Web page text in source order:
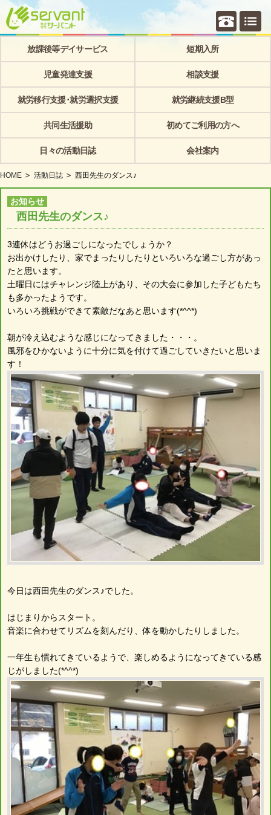
個別相
放課後等デイサービス 短期入所
児童発達支援 相談支援
就労移行支援･就労選択支援 就労継続支援B型
共同生活援助 初めてご利用の方へ
日々の活動日誌 会社案内
HOME 活動日誌 西田先生のダンス♪
お知らせ
西田先生のダンス♪
3連休はどうお過ごしになったでしょうか？
お出かけしたり、家でまったりしたりといろいろな過ごし方があっ
たと思います。
土曜日にはチャレンジ陸上があり、その大会に参加した子どもたち
も多かったようです。
いろいろ挑戦ができて素敵だなあと思います(*^^*)
朝が冷え込むような感じになってきました・・・。
風邪をひかないように十分に気を付けて過ごしていきたいと思いま
す！
今日は西田先生のダンス♪でした。
はじまりからスタート。
音楽に合わせてリズムを刻んだり、体を動かしたりしました。
一年生も慣れてきているようで、楽しめるようになってきている感
じがしました(*^^*)